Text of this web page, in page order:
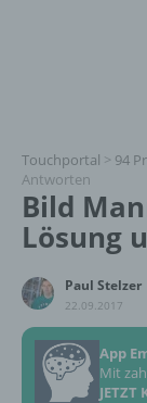
Touchportal > 94
Antworten
Bild
Lösung
Paul Stelzer
22.09.2017
App
Mit
JETZT